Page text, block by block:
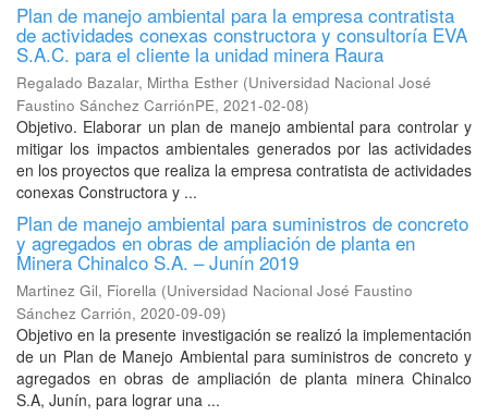
Plan de manejo ambiental para la empresa contratista
de actividades conexas constructora y consultoría EVA
S.A.C. para el cliente la unidad minera Raura
Regalado Bazalar, Mirtha Esther (Universidad Nacional José
Faustino Sánchez CarriónPE, 2021-02-08)
Objetivo. Elaborar un plan de manejo ambiental para controlar y
mitigar los impactos ambientales generados por las actividades
en los proyectos que realiza la empresa contratista de actividades
conexas Constructora y ...
Plan de manejo ambiental para suministros de concreto
y agregados en obras de ampliación de planta en
Minera Chinalco S.A. – Junín 2019
Martinez Gil, Fiorella (Universidad Nacional José Faustino
Sánchez Carrión, 2020-09-09)
Objetivo en la presente investigación se realizó la implementación
de un Plan de Manejo Ambiental para suministros de concreto y
agregados en obras de ampliación de planta minera Chinalco
S.A, Junín, para lograr una ...